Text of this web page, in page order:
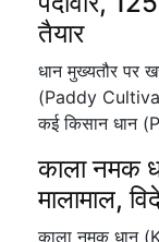
तैयार
धान मुख्यतौर पर
(Paddy
कई किसान धान
काला नमक
मालामाल,
काला नमक धान